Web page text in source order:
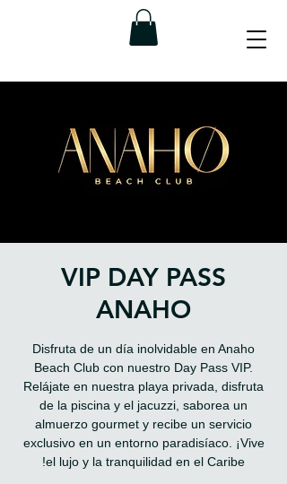
VIP DAY PASS
ANAHO
Disfruta de un día inolvidable en Anaho
Beach Club con nuestro Day Pass VIP.
Relájate en nuestra playa privada, disfruta
de la piscina y el jacuzzi, saborea un
almuerzo gourmet y recibe un servicio
exclusivo en un entorno paradisíaco. ¡Vive
el lujo y la tranquilidad en el Caribe!